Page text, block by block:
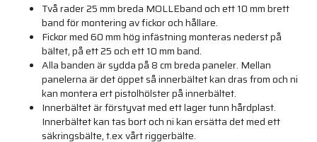
Två rader 25 mm breda MOLLEband och ett 10 mm brett
band för montering av fickor och hållare.
Fickor med 60 mm hög infästning monteras nederst på
bältet, på ett 25 och ett 10 mm band.
Alla banden är sydda på 8 cm breda paneler. Mellan
panelerna är det öppet så innerbältet kan dras from och ni
kan montera ert pistolhölster på innerbältet.
Innerbältet är förstyvat med ett lager tunn hårdplast.
Innerbältet kan tas bort och ni kan ersätta det med ett
säkringsbälte, t.ex vårt riggerbälte.